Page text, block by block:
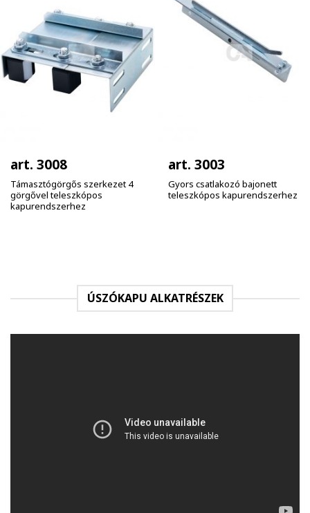
art. 3008
Támasztógörgős szerkezet 4
görgővel teleszkópos
kapurendszerhez
art. 3003
Gyors csatlakozó bajonett
teleszkópos kapurendszerhez
ÚSZÓKAPU ALKATRÉSZEK